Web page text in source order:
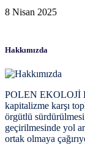
8 Nisan 2025
Hakkımızda
POLEN EKOLOJİ
kapitalizme karşı
örgütlü
geçirilmesinde yol
ortak olmaya